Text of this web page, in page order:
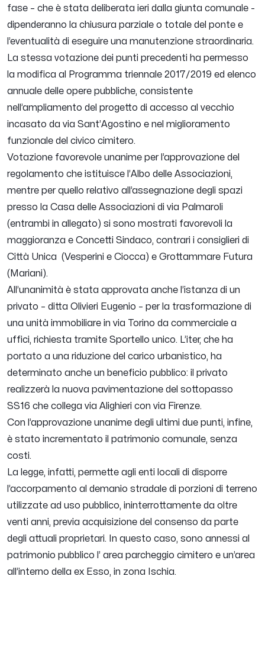
fase – che è stata deliberata ieri dalla giunta comunale -
dipenderanno la chiusura parziale o totale del ponte e
l’eventualità di eseguire una manutenzione straordinaria.
La stessa votazione dei punti precedenti ha permesso
la modifica al Programma triennale 2017/2019 ed elenco
annuale delle opere pubbliche, consistente
nell’ampliamento del progetto di accesso al vecchio
incasato da via Sant’Agostino e nel miglioramento
funzionale del civico cimitero.
Votazione favorevole unanime per l’approvazione del
regolamento che istituisce l’Albo delle Associazioni,
mentre per quello relativo all’assegnazione degli spazi
presso la Casa delle Associazioni di via Palmaroli
(entrambi in allegato) si sono mostrati favorevoli la
maggioranza e Concetti Sindaco, contrari i consiglieri di
Città Unica (Vesperini e Ciocca) e Grottammare Futura
(Mariani).
All’unanimità è stata approvata anche l’istanza di un
privato – ditta Olivieri Eugenio – per la trasformazione di
una unità immobiliare in via Torino da commerciale a
uffici, richiesta tramite Sportello unico. L’iter, che ha
portato a una riduzione del carico urbanistico, ha
determinato anche un beneficio pubblico: il privato
realizzerà la nuova pavimentazione del sottopasso
SS16 che collega via Alighieri con via Firenze.
Con l’approvazione unanime degli ultimi due punti, infine,
è stato incrementato il patrimonio comunale, senza
costi.
La legge, infatti, permette agli enti locali di disporre
l’accorpamento al demanio stradale di porzioni di terreno
utilizzate ad uso pubblico, ininterrottamente da oltre
venti anni, previa acquisizione del consenso da parte
degli attuali proprietari. In questo caso, sono annessi al
patrimonio pubblico l’ area parcheggio cimitero e un’area
all’interno della ex Esso, in zona Ischia.